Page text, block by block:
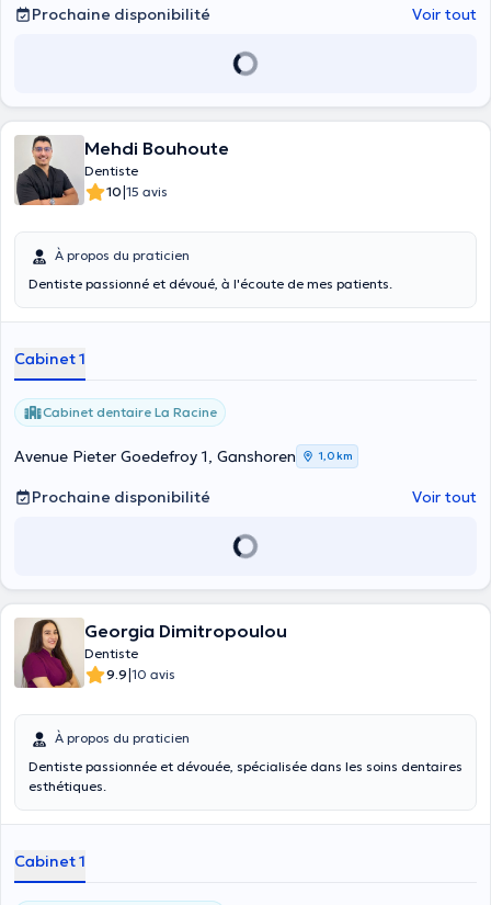
Prochaine disponibilité Voir tout
Mehdi Bouhoute
Dentiste
10|15 avis
À propos du praticien
Dentiste passionné et dévoué, à l'écoute de mes patients.
Cabinet 1
Cabinet dentaire La Racine
Avenue Pieter Goedefroy 1, Ganshoren 1,0 km
Prochaine disponibilité Voir tout
Georgia Dimitropoulou
Dentiste
9.9|10 avis
À propos du praticien
Dentiste passionnée et dévouée, spécialisée dans les soins dentaires
esthétiques.
Cabinet 1